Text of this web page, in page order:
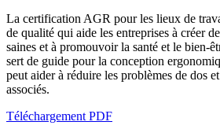
La certification AGR pour les lieux de
de qualité qui aide les entreprises à créer
saines et à promouvoir la santé et le bien-
sert de guide pour la conception
peut aider à réduire les problèmes de dos
associés.
Téléchargement PDF